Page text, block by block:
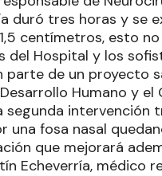
duró tres horas y se
centímetros, esto
del Hospital y los
parte de un proyecto
Humano y el
segunda
una fosa nasal
que mejorará
Echeverría, médico